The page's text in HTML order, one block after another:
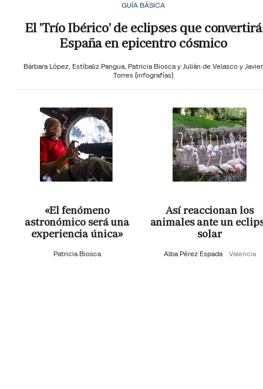
GUÍA BÁSICA
El 'Trío Ibérico' de eclipses que convertirá
España en epicentro cósmico
Bárbara López, Estíbaliz Pangua, Patricia Biosca y Julián de Velasco y Javier
Torres (infografías)
«El fenómeno
astronómico será una
experiencia única»
Patricia Biosca
Así reaccionan los
animales ante un
solar
Alba Pérez Espada Valencia